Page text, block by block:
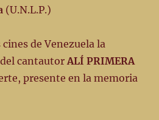
(U.N.L.P.)
de Venezuela la
del cantautorALÍ PRIMERA
presente en la memoria